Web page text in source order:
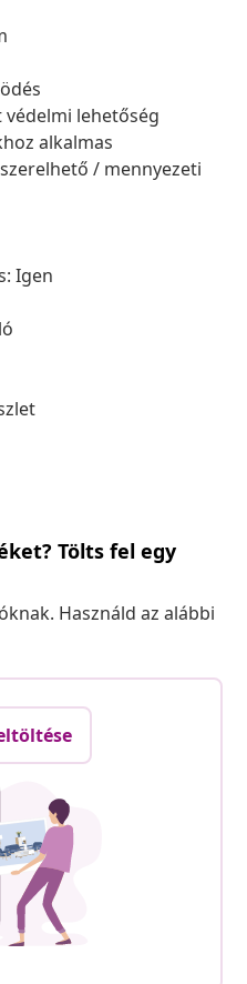
védelmi lehetőség
alkalmas
/ mennyezeti
Igen
Tölts fel egy
Használd az alábbi